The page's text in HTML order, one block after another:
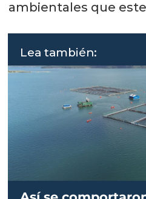
ambientales que
Lea también: